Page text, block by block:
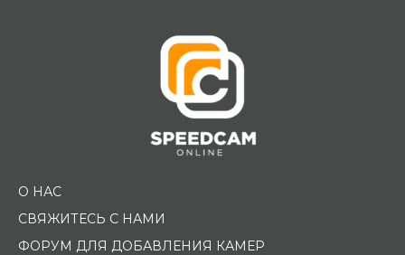
О НАС
СВЯЖИТЕСЬ С НАМИ
ФОРУМ ДЛЯ ДОБАВЛЕНИЯ КАМЕР